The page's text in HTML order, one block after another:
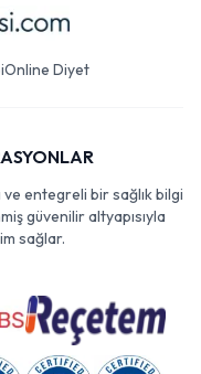
Online Diyet
ve entegreli bir sağlık bilgi
güvenilir altyapısıyla
sağlar.